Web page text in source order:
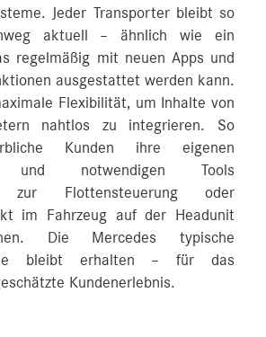
Jeder Transporter bleibt so
aktuell – ähnlich wie ein
regelmäßig mit neuen Apps und
ausgestattet werden kann.
Flexibilität, um Inhalte von
nahtlos zu integrieren. So
Kunden ihre eigenen
und notwendigen Tools
zur Flottensteuerung oder
im Fahrzeug auf der Headunit
Die Mercedes typische
bleibt erhalten – für das
Kundenerlebnis.